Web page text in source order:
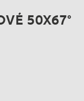
50X67°